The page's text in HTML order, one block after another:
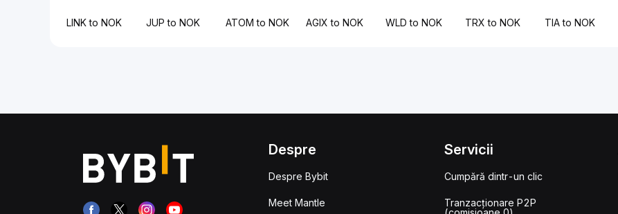
LINK to NOK JUP to NOK ATOM to NOK AGIX to NOK WLD to NOK TRX to NOK TIA to NOK
Despre
Despre Bybit
Meet Mantle
Servicii
Cumpără dintr-un clic
Tranzacționare P2P